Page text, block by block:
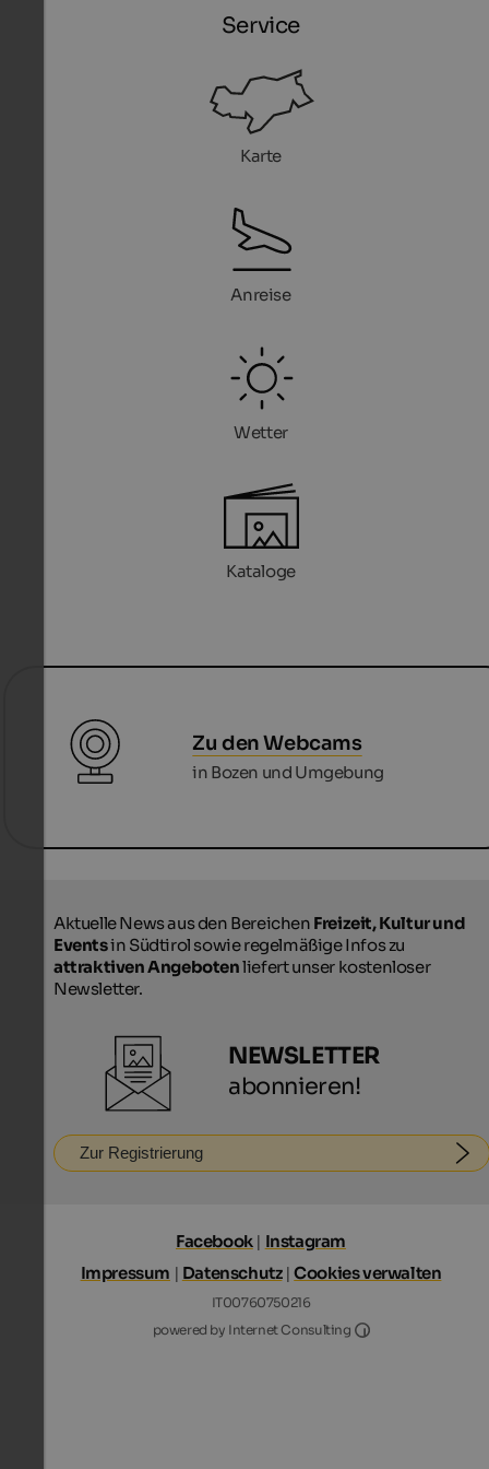
Service
Karte
Anreise
Wetter
Kataloge
Zu den Webcams
in Bozen und Umgebung
Aktuelle News aus den Bereichen Freizeit, Kultur und
Eventsin Südtirol sowie regelmäßige Infos zu
attraktiven Angebotenliefert unser kostenloser
Newsletter.
NEWSLETTER
abonnieren!
Zur Registrierung
Facebook| Instagram
Impressum | Datenschutz|Cookies verwalten
IT00760750216
powered by Internet Consulting
Internet